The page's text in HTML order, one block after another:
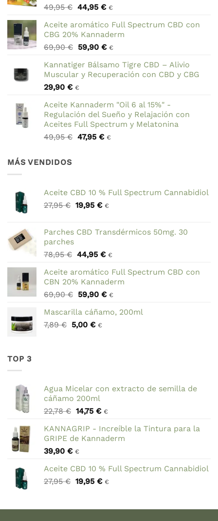
49,95€ El
original
era:
49,95 €.
44,95 €El
actual
es:
44,95 €.
€
Aceite aromático Full Spectrum CBD con
CBG 20% Kannaderm
69,90€ El
original
era:
69,90 €.
59,90 €El
actual
es:
€
Kannatiger Bálsamo Tigre CBD – Alivio
Muscular y Recuperación con CBD y CBG
29,90 € €
Aceite Kannaderm "Oil 6 al 15%" -
Regulación del Sueño y Relajación con
Aceites Full Spectrum y Melatonina
49,95€ El
47,95 €El
€
MÁS VENDIDOS
Aceite CBD 10 % Full Spectrum Cannabidiol
27,95€ El
era:
19,95 €El
es:
€
Parches CBD Transdérmicos 50mg. 30
parches
78,95€ El
original
era:
78,95 €.
44,95 €El
actual
es:
44,95 €.
€
Aceite aromático Full Spectrum CBD con
CBN 20% Kannaderm
69,90€ El
original
era:
59,90 €El
actual
€
Mascarilla cáñamo, 200ml
7,89€ El
5,00 €El
€
TOP 3
Agua Micelar con extracto de semilla de
cáñamo 200ml
22,78€ El
original
era:
22,78 €.
14,75 €El
actual
es:
€
KANNAGRIP - Increíble la Tintura para la
GRIPE de Kannaderm
39,90 € €
Aceite CBD 10 % Full Spectrum Cannabidiol
27,95€ El
era:
19,95 €El
es:
€